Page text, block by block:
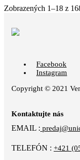
Zobrazených 1–18 z
Facebook
Instagram
Copyright © 2021
Kontaktujte nás
EMAIL :
TELEFÓN : +421